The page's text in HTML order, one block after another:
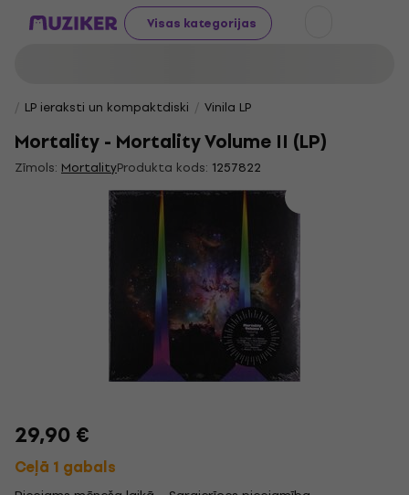
Visas kategorijas
LP ieraksti un kompaktdiski Vinila LP
Mortality - Mortality Volume II (LP)
Zīmols: MortalityProdukta kods: 1257822
29,90 €
Ceļā 1 gabals